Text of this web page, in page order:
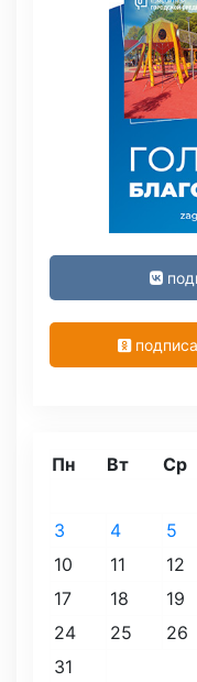
Пн Вт Ср
3
4 5
10
11 12
17
18 19
24
25 26
31